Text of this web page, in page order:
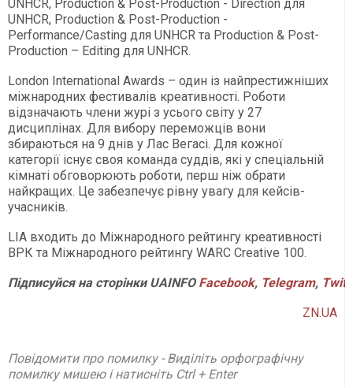
UNHCR, Production & Post-Production - Direction для
UNHCR, Production & Post-Production -
Performance/Casting для UNHCR та Production & Post-
Production – Editing для UNHCR.
London International Awards – один із найпрестижніших
міжнародних фестивалів креативності. Роботи
відзначають члени журі з усього світу у 27
дисциплінах. Для вибору переможців вони
збираються на 9 днів у Лас Вегасі. Для кожної
категорії існує своя команда суддів, які у спеціальній
кімнаті обговорюють роботи, перш ніж обрати
найкращих. Це забезпечує рівну увагу для кейсів-
учасників.
LIA входить до Міжнародного рейтингу креативності
ВРК та Міжнародного рейтингу WARC Creative 100.
Підписуйся на сторінки UAINFO Facebook, Telegram,
ZN.UA
Повідомити про помилку - Виділіть орфографічну
помилку мишею і натисніть Ctrl + Enter